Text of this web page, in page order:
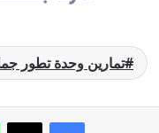
تمارين وحدة تطور
فيسبوك
‫X